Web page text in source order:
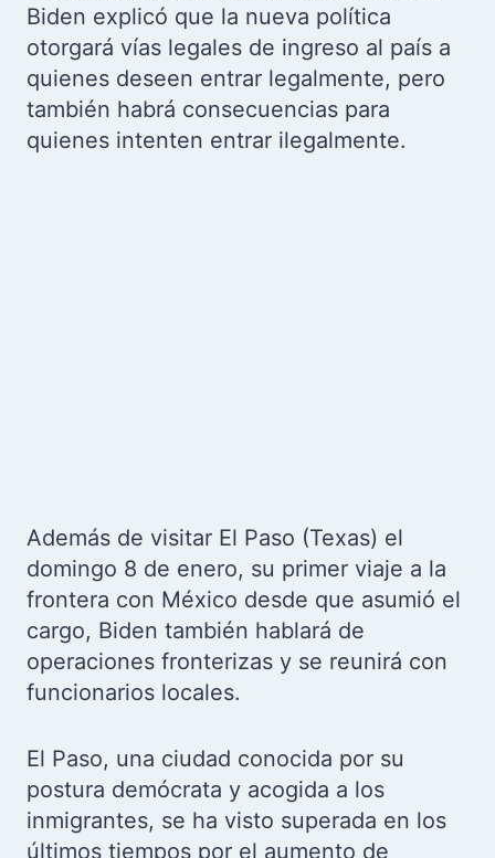
Biden explicó que la nueva política
otorgará vías legales de ingreso al país a
quienes deseen entrar legalmente, pero
también habrá consecuencias para
quienes intenten entrar ilegalmente.
Además de visitar El Paso (Texas) el
domingo 8 de enero, su primer viaje a la
frontera con México desde que asumió el
cargo, Biden también hablará de
operaciones fronterizas y se reunirá con
funcionarios locales.
El Paso, una ciudad conocida por su
postura demócrata y acogida a los
inmigrantes, se ha visto superada en los
últimos tiempos por el aumento de